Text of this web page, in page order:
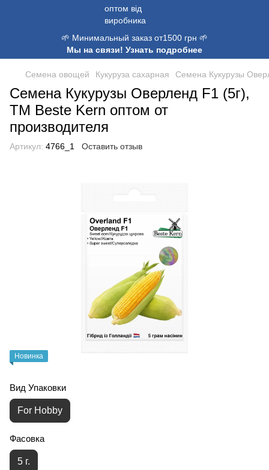
🌱 Минимальный заказ от1500 грн 🌱
Мы на связи! Узнать подробнее
Семена овощей Кукуруза сахарная Семена Кукурузы
Семена Кукурузы Оверленд F1 (5г),
ТМ Bestе Kern оптом от
производителя
Артикул: 4766_1 Оставить отзыв
Новинка
Вид Упаковки
For Hobby
Фасовка
5 г.